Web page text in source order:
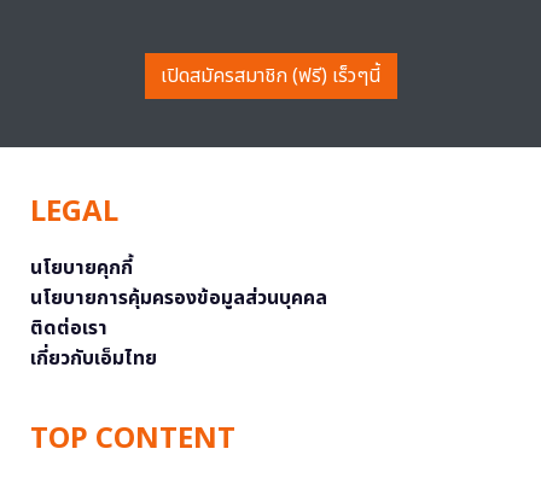
เปิดสมัครสมาชิก (ฟรี) เร็วๆนี้
LEGAL
นโยบายคุกกี้
นโยบายการคุ้มครองข้อมูลส่วนบุคคล
ติดต่อเรา
เกี่ยวกับเอ็มไทย
TOP CONTENT